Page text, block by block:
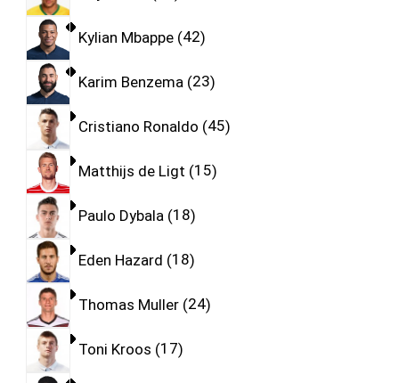
Kylian Mbappe 42
Karim Benzema 23
Cristiano Ronaldo 45
Matthijs de Ligt 15
Paulo Dybala 18
Eden Hazard 18
Thomas Muller 24
Toni Kroos 17